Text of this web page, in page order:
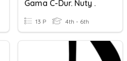
Gama C-Dur. Nuty .
13 P 4th - 6th